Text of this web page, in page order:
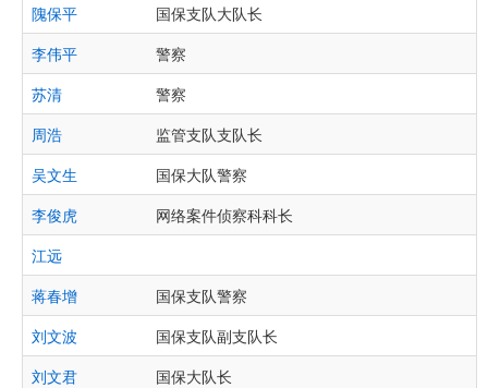
隗保平
国保支队大队长
李伟平
警察
苏清
警察
周浩
监管支队支队长
吴文生
国保大队警察
李俊虎
网络案件侦察科科长
江远
蒋春增
国保支队警察
刘文波
国保支队副支队长
刘文君
国保大队长